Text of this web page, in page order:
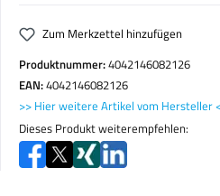
Zum Merkzettel hinzufügen
Produktnummer:4042146082126
EAN:4042146082126
>> Hier weitere Artikel vom Hersteller
Dieses Produkt weiterempfehlen: